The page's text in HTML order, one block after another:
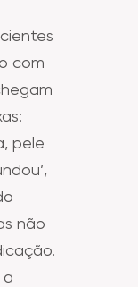
com
pele
não
a